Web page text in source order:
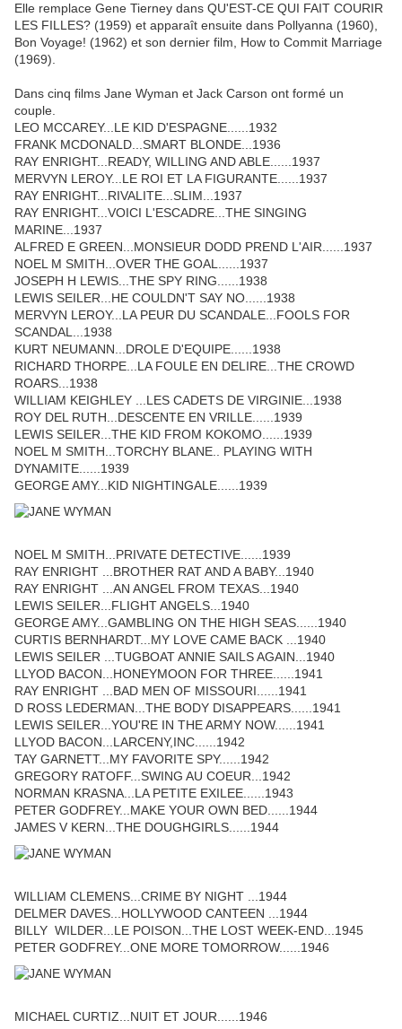
Elle remplace Gene Tierney dans QU'EST-CE QUI FAIT COURIR
LES FILLES? (1959) et apparaît ensuite dans Pollyanna (1960),
Bon Voyage! (1962) et son dernier film, How to Commit Marriage
(1969).
Dans cinq films Jane Wyman et Jack Carson ont formé un
couple.
LEO MCCAREY...LE KID D'ESPAGNE......1932
FRANK MCDONALD...SMART BLONDE...1936
RAY ENRIGHT...READY, WILLING AND ABLE......1937
MERVYN LEROY...LE ROI ET LA FIGURANTE......1937
RAY ENRIGHT...RIVALITE...SLIM...1937
RAY ENRIGHT...VOICI L'ESCADRE...THE SINGING
MARINE...1937
ALFRED E GREEN...MONSIEUR DODD PREND L'AIR......1937
NOEL M SMITH...OVER THE GOAL......1937
JOSEPH H LEWIS...THE SPY RING......1938
LEWIS SEILER...HE COULDN'T SAY NO......1938
MERVYN LEROY...LA PEUR DU SCANDALE...FOOLS FOR
SCANDAL...1938
KURT NEUMANN...DROLE D'EQUIPE......1938
RICHARD THORPE...LA FOULE EN DELIRE...THE CROWD
ROARS...1938
WILLIAM KEIGHLEY ...LES CADETS DE VIRGINIE...1938
ROY DEL RUTH...DESCENTE EN VRILLE......1939
LEWIS SEILER...THE KID FROM KOKOMO......1939
NOEL M SMITH...TORCHY BLANE.. PLAYING WITH
DYNAMITE......1939
GEORGE AMY...KID NIGHTINGALE......1939
NOEL M SMITH...PRIVATE DETECTIVE......1939
RAY ENRIGHT ...BROTHER RAT AND A BABY...1940
RAY ENRIGHT ...AN ANGEL FROM TEXAS...1940
LEWIS SEILER...FLIGHT ANGELS...1940
GEORGE AMY...GAMBLING ON THE HIGH SEAS......1940
CURTIS BERNHARDT...MY LOVE CAME BACK ...1940
LEWIS SEILER ...TUGBOAT ANNIE SAILS AGAIN...1940
LLYOD BACON...HONEYMOON FOR THREE......1941
RAY ENRIGHT ...BAD MEN OF MISSOURI......1941
D ROSS LEDERMAN...THE BODY DISAPPEARS......1941
LEWIS SEILER...YOU'RE IN THE ARMY NOW......1941
LLYOD BACON...LARCENY,INC......1942
TAY GARNETT...MY FAVORITE SPY......1942
GREGORY RATOFF...SWING AU COEUR...1942
NORMAN KRASNA...LA PETITE EXILEE......1943
PETER GODFREY...MAKE YOUR OWN BED......1944
JAMES V KERN...THE DOUGHGIRLS......1944
WILLIAM CLEMENS...CRIME BY NIGHT ...1944
DELMER DAVES...HOLLYWOOD CANTEEN ...1944
BILLY WILDER...LE POISON...THE LOST WEEK-END...1945
PETER GODFREY...ONE MORE TOMORROW......1946
MICHAEL CURTIZ...NUIT ET JOUR......1946